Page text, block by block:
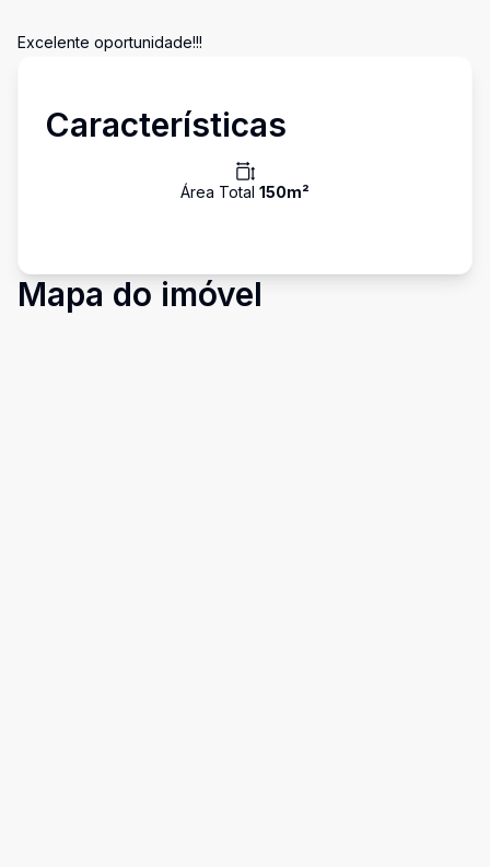
Excelente oportunidade!!!
Características
Área Total 150m²
Mapa do imóvel